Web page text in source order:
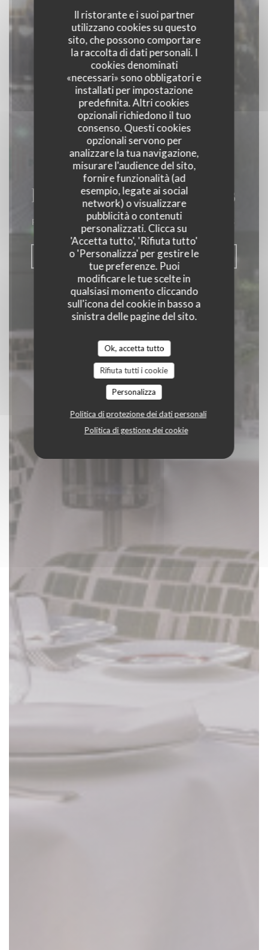
Il ristorante e i suoi partner
utilizzano cookies su questo
sito, che possono comportare
la raccolta di dati personali. I
cookies denominati
«necessari» sono obbligatori e
installati per impostazione
predefinita. Altri cookies
opzionali richiedono il tuo
consenso. Questi cookies
opzionali servono per
analizzare la tua navigazione,
misurare l'audience del sito,
fornire funzionalità (ad
esempio, legate ai social
network) o visualizzare
pubblicità o contenuti
personalizzati. Clicca su
'Accetta tutto', 'Rifiuta tutto'
o 'Personalizza' per gestire le
tue preferenze. Puoi
modificare le tue scelte in
qualsiasi momento cliccando
sull'icona del cookie in basso a
sinistra delle pagine del sito.
Ok, accetta tutto
Rifiuta tutti i cookie
Personalizza
Politica di protezione dei dati personali
Politica di gestione dei cookie
La Closerie des Lilas
RISTORANTE GASTRONOMICO
PRENOTA